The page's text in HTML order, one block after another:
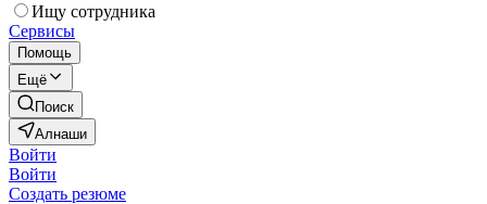
Ищу сотрудника
Сервисы
Помощь
Ещё
Поиск
Алнаши
Войти
Войти
Создать резюме